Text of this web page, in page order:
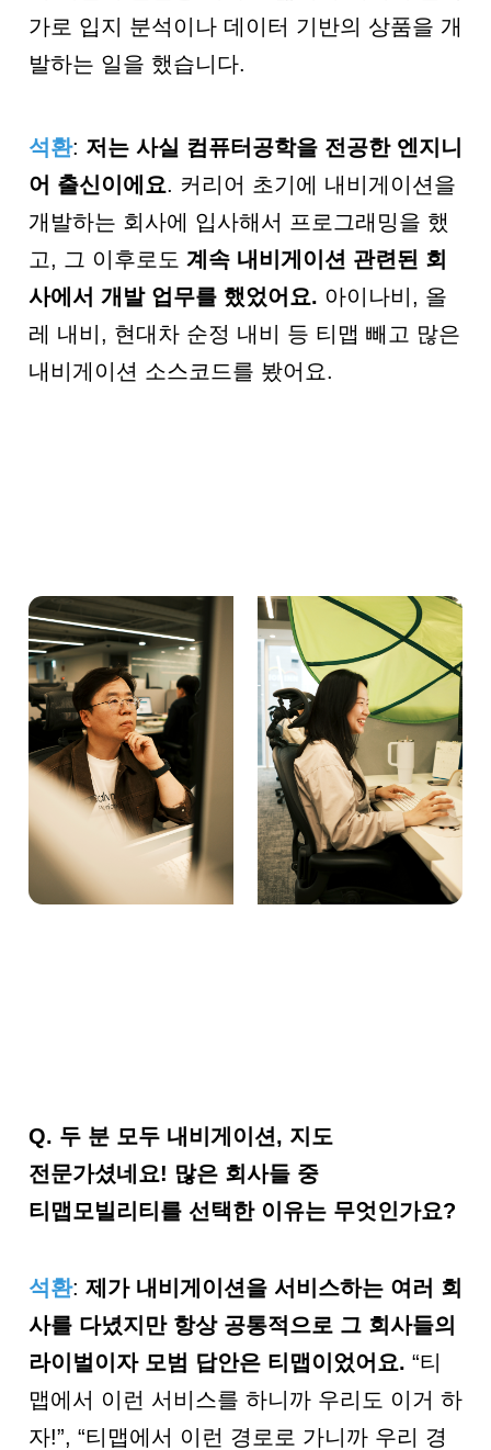
가로 입지 분석이나 데이터 기반의 상품을 개
발하는 일을 했습니다.
석환: 저는 사실 컴퓨터공학을 전공한 엔지니
어 출신이에요. 커리어 초기에 내비게이션을
개발하는 회사에 입사해서 프로그래밍을 했
고, 그 이후로도 계속 내비게이션 관련된 회
사에서 개발 업무를 했었어요. 아이나비, 올
레 내비, 현대차 순정 내비 등 티맵 빼고 많은
내비게이션 소스코드를 봤어요.
Q. 두 분 모두 내비게이션, 지도
전문가셨네요! 많은 회사들 중
티맵모빌리티를 선택한 이유는 무엇인가요?
석환: 제가 내비게이션을 서비스하는 여러 회
사를 다녔지만 항상 공통적으로 그 회사들의
라이벌이자 모범 답안은 티맵이었어요. “티
맵에서 이런 서비스를 하니까 우리도 이거 하
자!”, “티맵에서 이런 경로로 가니까 우리 경